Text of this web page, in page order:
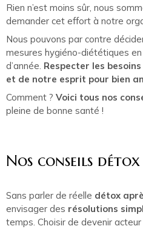
Rien n’est moins sûr, nous
demander cet effort à notre
Nous pouvons par contre
mesures hygiéno-diététiques
d’année. Respecter les
et de notre esprit pour bien
Comment ? Voici tous nos
pleine de bonne santé !
Nos conseils détox
Sans parler de réelle détox
envisager des résolutions
temps. Choisir de devenir